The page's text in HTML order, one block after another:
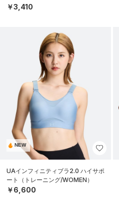
ーニング/BOYS）
￥3,410
NEW
UAインフィニティブラ2.0 ハイサポ
ート（トレーニング/WOMEN）
￥6,600